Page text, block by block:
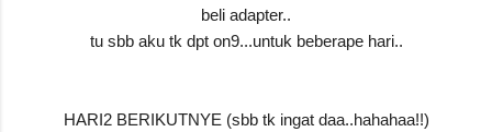
beli adapter..
tu sbb aku tk dpt on9...untuk beberape hari..
HARI2 BERIKUTNYE (sbb tk ingat daa..hahahaa!!)